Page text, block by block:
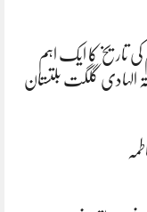
عوام کی تاریخ کا ایک اہم
الہادی گلگت بلتستان